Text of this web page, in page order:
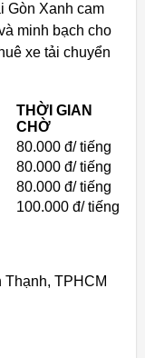
Gòn Xanh cam
minh bạch cho
xe tải chuyển
THỜI GIAN
CHỜ
80.000 đ/ tiếng
80.000 đ/ tiếng
80.000 đ/ tiếng
100.000 đ/ tiếng
TPHCM